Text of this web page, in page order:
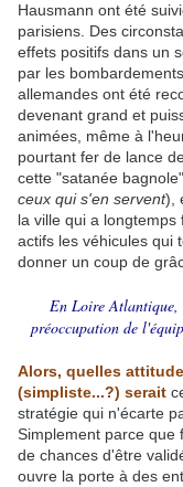
Hausmann ont été
parisiens. Des
effets positifs dans un
par les
allemandes ont été
devenant grand et
animées, même à
pourtant fer de lance
cette "satanée
ceux qui s'en servent),
la ville qui a
actifs les véhicules qui
donner un coup de
En Loire Atlantique,
préoccupation de
Alors, quelles
(simpliste...?) serait
stratégie qui n'écarte
Simplement parce que
de chances d'être
ouvre la porte à des